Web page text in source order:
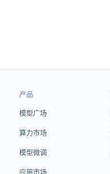
产品
模型广场
算力市场
模型微调
应用市场